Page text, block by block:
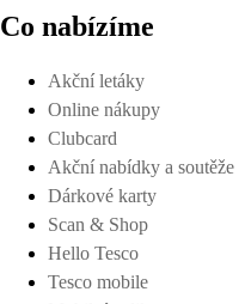
Co nabízíme
Akční letáky
Online nákupy
Clubcard
Akční nabídky a soutěže
Dárkové karty
Scan & Shop
Hello Tesco
Tesco mobile